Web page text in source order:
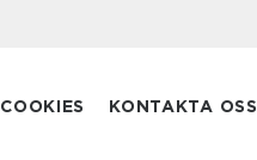
COOKIES KONTAKTA OSS